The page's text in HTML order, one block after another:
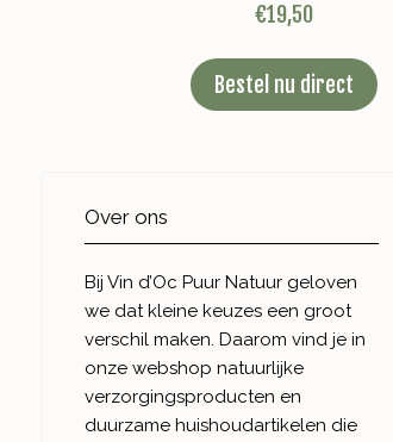
€19,50
Bestel nu direct
Over ons
Bij Vin d’Oc Puur Natuur geloven
we dat kleine keuzes een groot
verschil maken. Daarom vind je in
onze webshop natuurlijke
verzorgingsproducten en
duurzame huishoudartikelen die